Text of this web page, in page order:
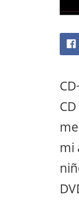
mi